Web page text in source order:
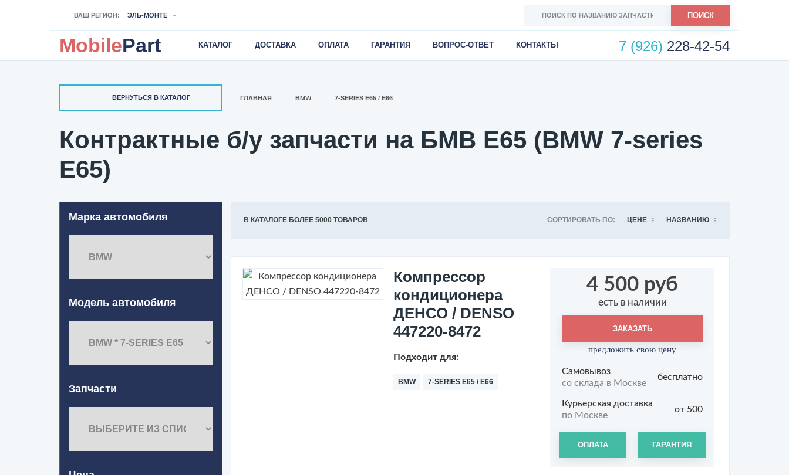
ВАШ РЕГИОН: ЭЛЬ-МОНТЕ ПОИСК
MobilePart КАТАЛОГ ДОСТАВКА ОПЛАТА ГАРАНТИЯ ВОПРОС-ОТВЕТ КОНТАКТЫ 7 (926) 228-42-54
ВЕРНУТЬСЯ В КАТАЛОГ ГЛАВНАЯ BMW 7-SERIES E65 / E66
Контрактные б/у запчасти на БМВ Е65 (BMW 7-series
E65)
Марка автомобиля
Модель автомобиля
Запчасти
В КАТАЛОГЕ БОЛЕЕ 5000 ТОВАРОВ СОРТИРОВАТЬ ПО: ЦЕНЕ НАЗВАНИЮ
Компрессор
кондиционера
ДЕНСО / DENSO
447220-8472
Подходит для:
BMW 7-SERIES E65 / E66
4 500 руб
есть в наличии
ЗАКАЗАТЬ
предложить свою цену
Самовывоз
со склада в Москве
бесплатно
Курьерская доставка
по Москве
от 500
ОПЛАТА ГАРАНТИЯ